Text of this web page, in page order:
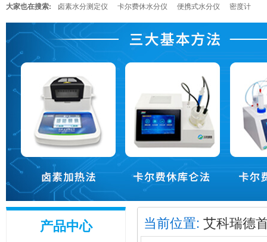
大家也在搜索: 卤素水分测定仪 卡尔费休水分仪 便携式水分仪 密度计
产品中心 当前位置: 艾科瑞德